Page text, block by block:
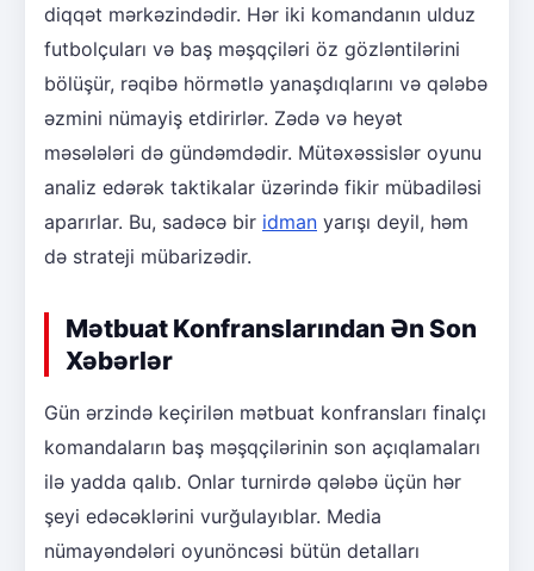
diqqət mərkəzindədir. Hər iki komandanın ulduz
futbolçuları və baş məşqçiləri öz gözləntilərini
bölüşür, rəqibə hörmətlə yanaşdıqlarını və qələbə
əzmini nümayiş etdirirlər. Zədə və heyət
məsələləri də gündəmdədir. Mütəxəssislər oyunu
analiz edərək taktikalar üzərində fikir mübadiləsi
aparırlar. Bu, sadəcə bir idman yarışı deyil, həm
də strateji mübarizədir.
Mətbuat Konfranslarından Ən Son
Xəbərlər
Gün ərzində keçirilən mətbuat konfransları finalçı
komandaların baş məşqçilərinin son açıqlamaları
ilə yadda qalıb. Onlar turnirdə qələbə üçün hər
şeyi edəcəklərini vurğulayıblar. Media
nümayəndələri oyunöncəsi bütün detalları